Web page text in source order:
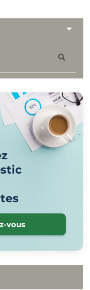
vous